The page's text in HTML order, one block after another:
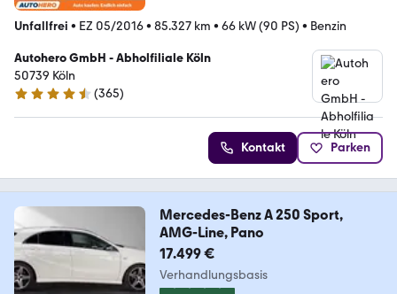
Unfallfrei • EZ 05/2016• 85.327 km • 66 kW (90 PS) • Benzin
Autohero GmbH - Abholfiliale Köln
50739 Köln
4.6 Sterne
(365)
Kontakt Parken
Mercedes-Benz A 250 Sport,
AMG-Line, Pano
17.499 €
Verhandlungsbasis